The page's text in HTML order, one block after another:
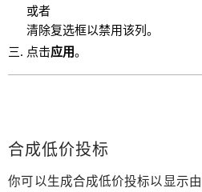
或者
清除复选框以禁用该列。
点击应用。
合成低价投标
你可以生成合成低价投标以显示